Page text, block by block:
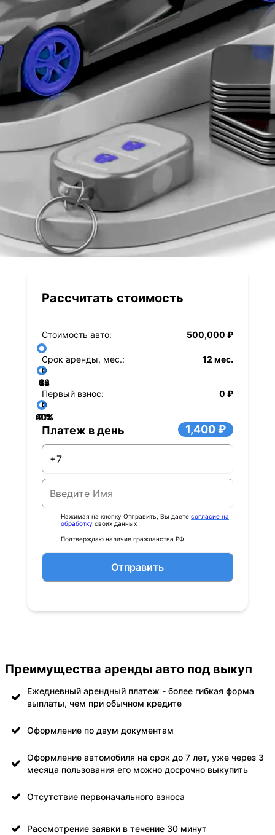
Рассчитать стоимость
Стоимость авто: 500,000 ₽
Срок аренды, мес.: 12 мес.
12
24
36
48
60
72
84
Первый взнос:
0 ₽
0%
20%
40%
60%
80%
Платеж в день 1,400 ₽
Нажимая на кнопку Отправить, Вы даете согласие на
обработку своих данных
Подтверждаю наличие гражданства РФ
Отправить
Преимущества аренды авто под выкуп
Ежедневный арендный платеж - более гибкая форма
выплаты, чем при обычном кредите
Оформление по двум документам
Оформление автомобиля на срок до 7 лет, уже через 3
месяца пользования его можно досрочно выкупить
Отсутствие первоначального взноса
Рассмотрение заявки в течение 30 минут